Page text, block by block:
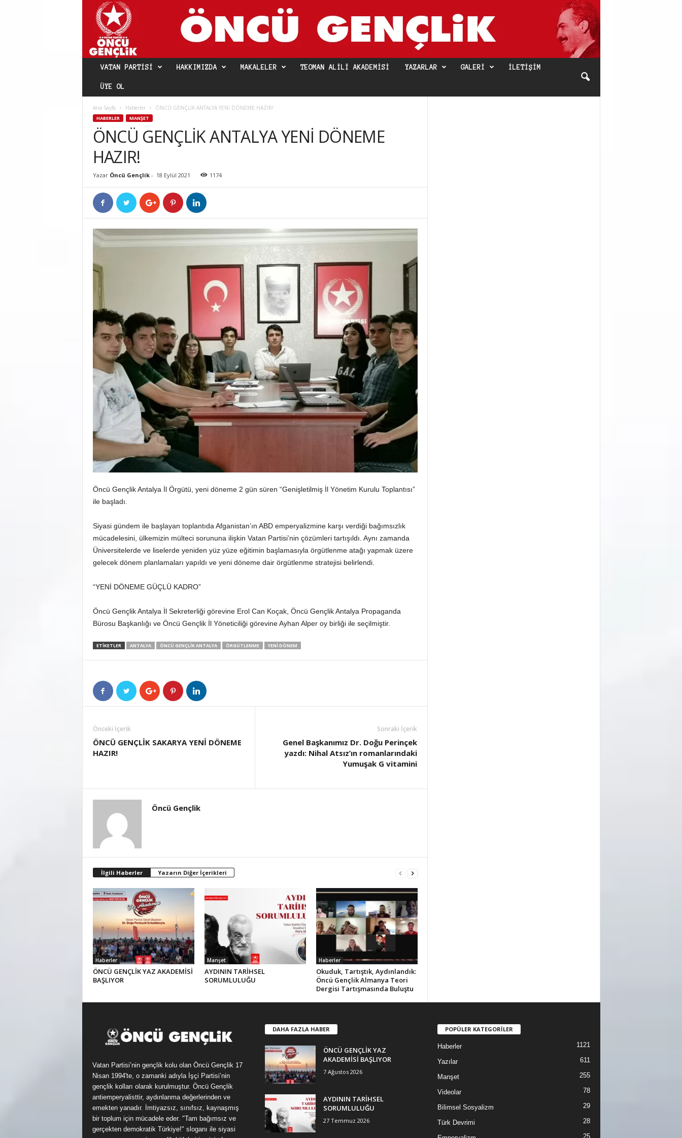
VATAN PARTISI HAKKIMIZDA MAKALELER TEOMAN ALILI AKADEMISI YAZARLAR GALERI İLETIŞIM
ÜYE OL
Ana Sayfa Haberler ÖNCÜ GENÇLİK ANTALYA YENİ DÖNEME HAZIR!
HABERLER MANŞET
ÖNCÜ GENÇLİK ANTALYA YENİ DÖNEME
HAZIR!
Yazar Öncü Gençlik- 18 Eylül 2021 1174
Öncü Gençlik Antalya İl Örgütü, yeni döneme 2 gün süren “Genişletilmiş İl Yönetim Kurulu Toplantısı”
ile başladı.
Siyasi gündem ile başlayan toplantıda Afganistan’ın ABD emperyalizmine karşı verdiği bağımsızlık
mücadelesini, ülkemizin mülteci sorununa ilişkin Vatan Partisi’nin çözümleri tartışıldı. Aynı zamanda
Üniversitelerde ve liselerde yeniden yüz yüze eğitimin başlamasıyla örgütlenme atağı yapmak üzere
gelecek dönem planlamaları yapıldı ve yeni döneme dair örgütlenme stratejisi belirlendi.
“YENİ DÖNEME GÜÇLÜ KADRO”
Öncü Gençlik Antalya İl Sekreterliği görevine Erol Can Koçak, Öncü Gençlik Antalya Propaganda
Bürosu Başkanlığı ve Öncü Gençlik İl Yöneticiliği görevine Ayhan Alper oy birliği ile seçilmiştir.
ETIKETLER ANTALYA ÖNCÜ GENÇLIK ANTALYA ÖRGÜTLENME YENI DÖNEM
Önceki İçerik
ÖNCÜ GENÇLİK SAKARYA YENİ DÖNEME
HAZIR!
Sonraki İçerik
Genel Başkanımız Dr. Doğu Perinçek
yazdı: Nihal Atsız’ın romanlarındaki
Yumuşak G vitamini
Öncü Gençlik
İlgili Haberler Yazarın Diğer İçerikleri
Haberler
ÖNCÜ GENÇLİK YAZ AKADEMİSİ
BAŞLIYOR
Manşet
AYDININ TARİHSEL
SORUMLULUĞU
Haberler
Okuduk, Tartıştık, Aydınlandık:
Öncü Gençlik Almanya Teori
Dergisi Tartışmasında Buluştu
Vatan Partisi’nin gençlik kolu olan Öncü Gençlik 17
Nisan 1994'te, o zamanki adıyla İşçi Partisi’nin
gençlik kolları olarak kurulmuştur. Öncü Gençlik
antiemperyalisttir, aydınlanma değerlerinden ve
emekten yanadır. İmtiyazsız, sınıfsız, kaynaşmış
bir toplum için mücadele eder. "Tam bağımsız ve
gerçekten demokratik Türkiye!" sloganı ile siyasi
DAHA FAZLA HABER
ÖNCÜ GENÇLİK YAZ
AKADEMİSİ BAŞLIYOR
7 Ağustos 2026
AYDININ TARİHSEL
SORUMLULUĞU
27 Temmuz 2026
POPÜLER KATEGORİLER
Haberler 1121
Yazılar 611
Manşet 255
Videolar 78
Bilimsel Sosyalizm 29
Türk Devrimi 28
25